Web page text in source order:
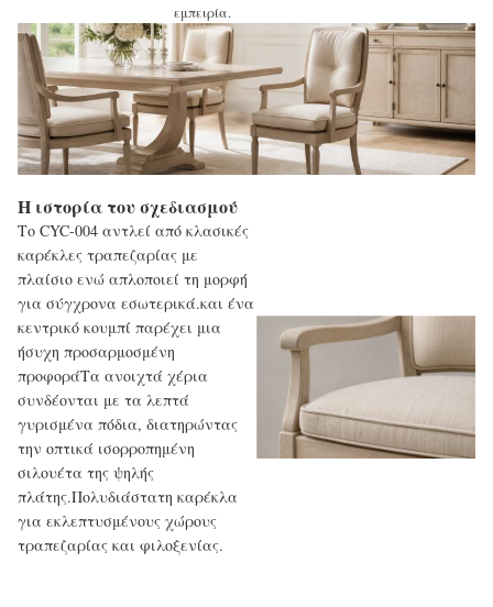
εμπειρία.
Η ιστορία του σχεδιασμού
Το CYC-004 αντλεί από κλασικές
καρέκλες τραπεζαρίας με
πλαίσιο ενώ απλοποιεί τη μορφή
για σύγχρονα εσωτερικά.και ένα
κεντρικό κουμπί παρέχει μια
ήσυχη προσαρμοσμένη
προφοράΤα ανοιχτά χέρια
συνδέονται με τα λεπτά
γυρισμένα πόδια, διατηρώντας
την οπτικά ισορροπημένη
σιλουέτα της ψηλής
πλάτης.Πολυδιάστατη καρέκλα
για εκλεπτυσμένους χώρους
τραπεζαρίας και φιλοξενίας.